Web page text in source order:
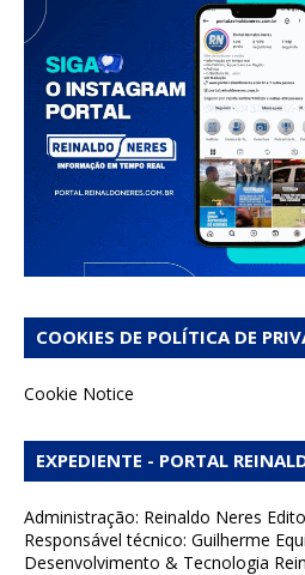
COOKIES DE POLÍTICA DE
Cookie Notice
EXPEDIENTE - PORTAL
Administração: Reinaldo Neres
Responsável técnico: Guilherme
Desenvolvimento & Tecnologia